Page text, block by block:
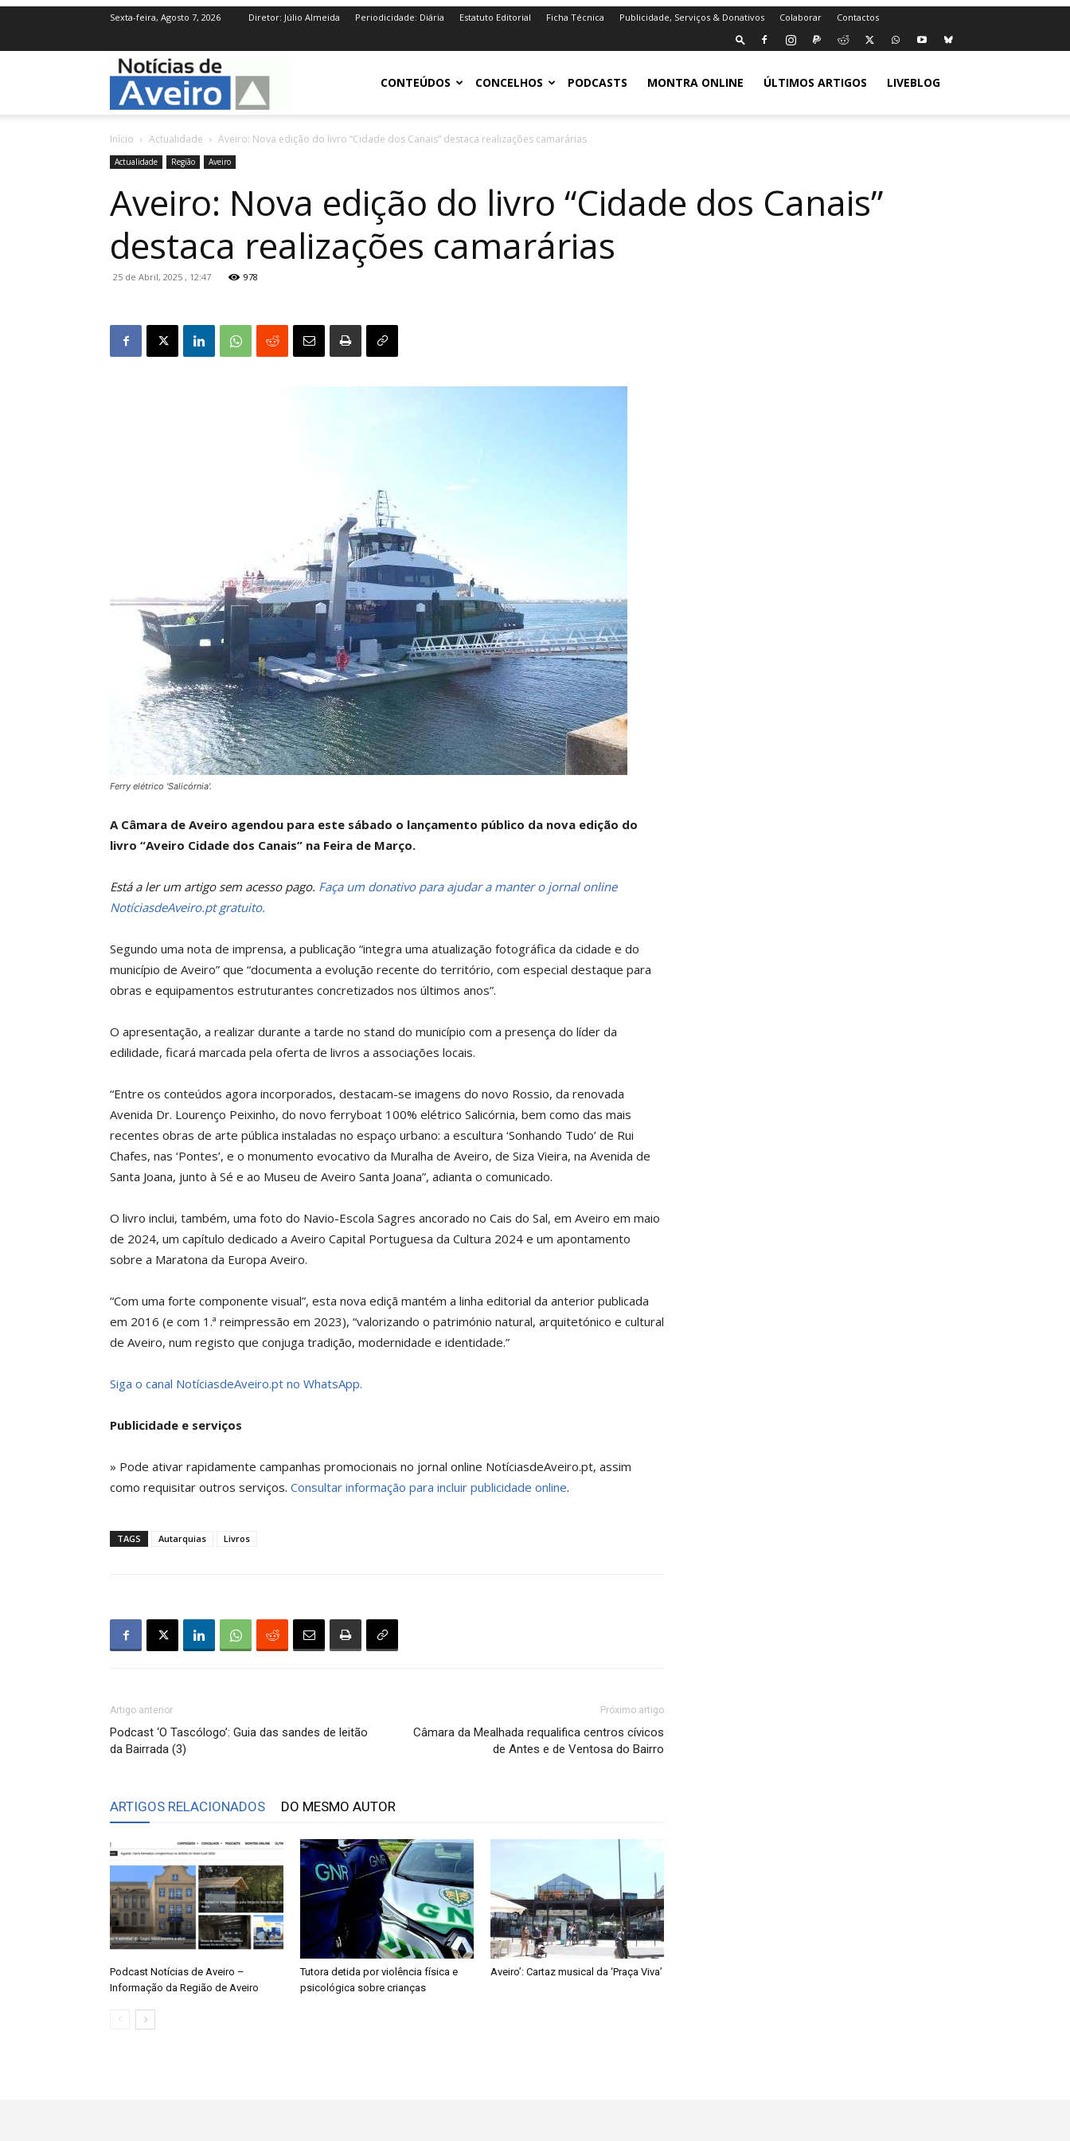
Sexta-feira, Agosto 7, 2026 Diretor: Júlio Almeida Periodicidade: Diária Estatuto Editorial Ficha Técnica Publicidade, Serviços & Donativos Colaborar Contactos
NotíciasdeAveiro.ptCONTEÚDOS CONCELHOS PODCASTS MONTRA ONLINE ÚLTIMOS ARTIGOS LIVEBLOG
Início Actualidade Aveiro: Nova edição do livro “Cidade dos Canais” destaca realizações camarárias
Actualidade Região Aveiro
Aveiro: Nova edição do livro “Cidade dos Canais”
destaca realizações camarárias
25 de Abril, 2025 , 12:47 978
Ferry elétrico 'Salicórnia'.
A Câmara de Aveiro agendou para este sábado o lançamento público da nova edição do
livro “Aveiro Cidade dos Canais” na Feira de Março.
Está a ler um artigo sem acesso pago. Faça um donativo para ajudar a manter o jornal online
NotíciasdeAveiro.pt gratuito.
Segundo uma nota de imprensa, a publicação “integra uma atualização fotográfica da cidade e do
município de Aveiro” que “documenta a evolução recente do território, com especial destaque para
obras e equipamentos estruturantes concretizados nos últimos anos”.
O apresentação, a realizar durante a tarde no stand do município com a presença do líder da
edilidade, ficará marcada pela oferta de livros a associações locais.
“Entre os conteúdos agora incorporados, destacam-se imagens do novo Rossio, da renovada
Avenida Dr. Lourenço Peixinho, do novo ferryboat 100% elétrico Salicórnia, bem como das mais
recentes obras de arte pública instaladas no espaço urbano: a escultura ‘Sonhando Tudo’ de Rui
Chafes, nas ‘Pontes’, e o monumento evocativo da Muralha de Aveiro, de Siza Vieira, na Avenida de
Santa Joana, junto à Sé e ao Museu de Aveiro Santa Joana”, adianta o comunicado.
O livro inclui, também, uma foto do Navio-Escola Sagres ancorado no Cais do Sal, em Aveiro em maio
de 2024, um capítulo dedicado a Aveiro Capital Portuguesa da Cultura 2024 e um apontamento
sobre a Maratona da Europa Aveiro.
“Com uma forte componente visual”, esta nova ediçã mantém a linha editorial da anterior publicada
em 2016 (e com 1.ª reimpressão em 2023), “valorizando o património natural, arquitetónico e cultural
de Aveiro, num registo que conjuga tradição, modernidade e identidade.”
Siga o canal NotíciasdeAveiro.pt no WhatsApp.
Publicidade e serviços
» Pode ativar rapidamente campanhas promocionais no jornal online NotíciasdeAveiro.pt, assim
como requisitar outros serviços. Consultar informação para incluir publicidade online.
TAGS Autarquias Livros
Artigo anterior
Podcast ‘O Tascólogo’: Guia das sandes de leitão
da Bairrada (3)
Próximo artigo
Câmara da Mealhada requalifica centros cívicos
de Antes e de Ventosa do Bairro
ARTIGOS RELACIONADOS DO MESMO AUTOR
Podcast Notícias de Aveiro –
Informação da Região de Aveiro
Tutora detida por violência física e
psicológica sobre crianças
Aveiro’: Cartaz musical da ‘Praça Viva’